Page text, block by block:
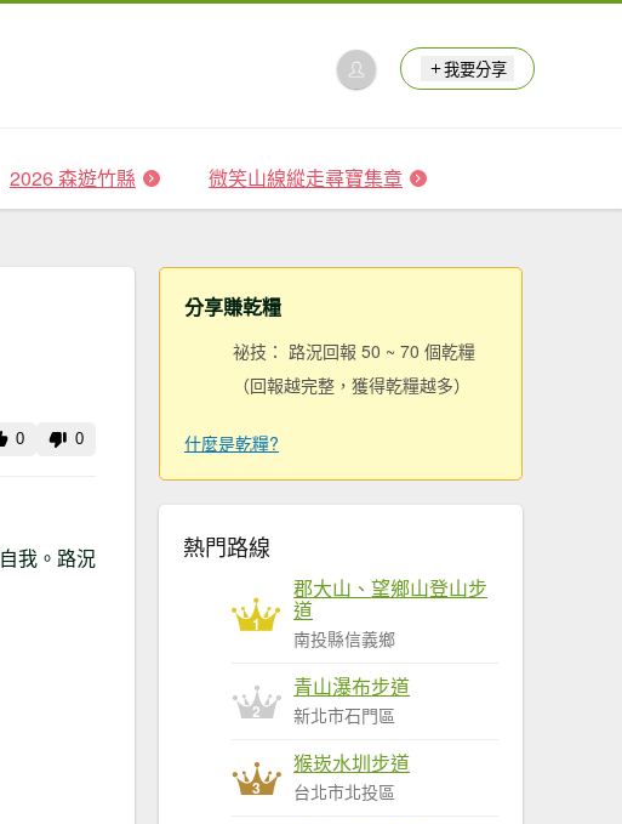
我要分享
2026 森遊竹縣 微笑山線縱走尋寶集章
0 0
我。路況
分享賺乾糧
祕技： 路況回報 50 ~ 70 個乾糧
（回報越完整，獲得乾糧越多）
什麼是乾糧?
熱門路線
1
郡大山、望鄉山登山步
道
南投縣信義鄉
2
青山瀑布步道
新北市石門區
3
猴崁水圳步道
台北市北投區